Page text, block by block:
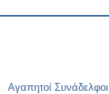
Αγαπητοί